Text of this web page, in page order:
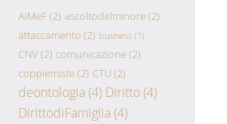
AIMeF(2) ascoltodelminore(2)
attaccamento (2) business(1)
CNV(2) comunicazione(2)
coppiemiste(2) CTU (2)
deontologia (4) Diritto(4)
DirittodiFamiglia (4)